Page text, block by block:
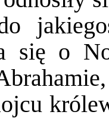
się o